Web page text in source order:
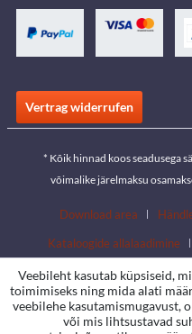
Vertrag widerrufen
* Kõik hinnad koos seadusega
võimalike järelmaksu
Download area
Kataloogide allalaadimine
Veebileht kasutab küpsiseid,
toimimiseks ning mida alati
veebilehe kasutamismugavust,
või mis lihtsustavad